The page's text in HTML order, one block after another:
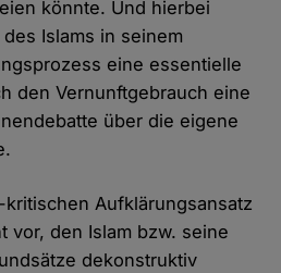
könnte. Und hierbei
Islams in seinem
eine essentielle
den Vernunftgebrauch eine
über die eigene
Aufklärungsansatz
vor, den Islam bzw. seine
dekonstruktiv